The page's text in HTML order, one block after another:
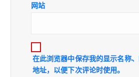
网站
在此浏览器中保存我的显示名称
地址，以便下次评论时使用。